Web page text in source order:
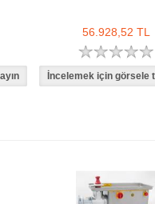
56.928,52 TL